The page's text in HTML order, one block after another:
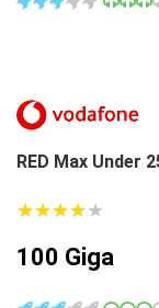
RED Max Under
★★★★★
★★★★★
100 Giga